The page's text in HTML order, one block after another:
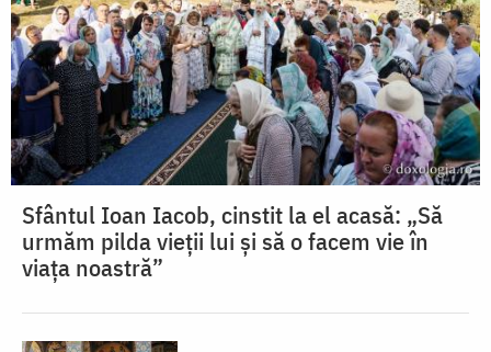
Sfântul Ioan Iacob, cinstit la el acasă: „Să
urmăm pilda vieții lui și să o facem vie în
viața noastră”